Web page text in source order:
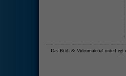
Das Bild- & Videomaterial unterliegt